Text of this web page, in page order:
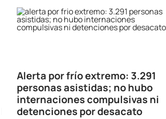
Alerta por frío extremo: 3.291
personas asistidas; no hubo
internaciones compulsivas ni
detenciones por desacato